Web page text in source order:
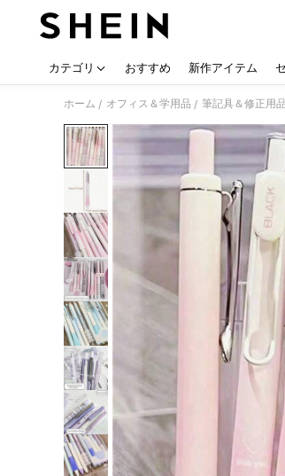
カテゴリ おすすめ 新作アイテム
ホーム / オフィス＆学用品 / 筆記具＆修正用品